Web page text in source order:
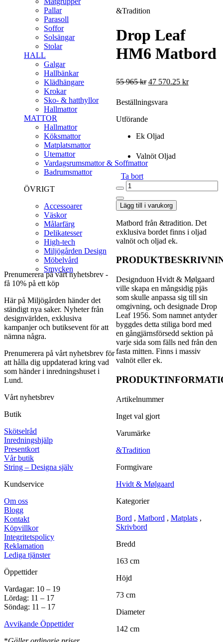
Pallar
Parasoll
Soffor
Solsängar
Stolar
HALL
Galgar
Hallbänkar
Klädhängare
Krokar
Sko- & hatthyllor
Hallmattor
MATTOR
Hallmattor
Köksmattor
Matplatsmattor
Utemattor
Vardagsrumsmattor & Soffmattor
Badrumsmattor
ÖVRIGT
Accessoarer
Väskor
Målarfärg
Delikatesser
High-tech
Miljögården Design
Möbelvård
Smycken
PRODUKTBESKRIVNING
Designduon Hvidt
& Mølgaard ville
skapa en mångsidig
pjäs som skulle
anpassa sig till sin
omgivning, och
designade Drop
Leaf 1956. Som
namnet antyder
byggdes detta
stiliga bord med en
gångjärnsförsedd
sektion på varje
sida som fälls ned
från den fasta
mitten. Finns i
massiv valnöt eller
&Tradition
Drop Leaf
HM6 Matbord
55 965kr 47 570.25 kr
Beställningsvara
Utförande
Ek Oljad
Valnöt Oljad
Ta bort
Drop
Leaf
HM6
Matbord
mängd
Lägg till i varukorg
Matbord från &tradition. Det
exklusiva bordet finns i oljad
valnöt och oljad ek.
Designduon Hvidt & Mølgaard
ville skapa en mångsidig pjäs
som skulle anpassa sig till sin
omgivning, och designade Drop
Leaf 1956. Som namnet antyder
byggdes detta stiliga bord med
en gångjärnsförsedd sektion på
varje sida som fälls ned från den
fasta mitten. Finns i massiv
valnöt eller ek.
Artikelnummer
Inget val gjort
Varumärke
&Tradition
Formgivare
Hvidt & Mølgaard
Kategorier
Bord , Matbord , Matplats,
Skrivbord
Bredd
163 cm
Höjd
73 cm
Diameter
142 cm
Prenumerera på vårt nyhetsbrev -
få 10% på ett köp
Här på Miljögården händer det
ständigt nya saker. Nyheter från
designvärlden, exklusiva
kampanjer och butiksevent för att
nämna några.
Prenumerera på vårt nyhetsbrev för
att hålla dig uppdaterad kring vad
som händer i inredningshuset i
Lund.
Vårt nyhetsbrev
Butik
Skötselråd
Inredningshjälp
Presentkort
Vår butik
String – Designa själv
Kundservice
Om oss
Blogg
Kontakt
Köpvillkor
Integritetspolicy
Reklamation
Lediga tjänster
Öppettider
Vardagar: 10 – 19
Lördag: 11 – 17
Söndag: 11 – 17
Avvikande Öppettider